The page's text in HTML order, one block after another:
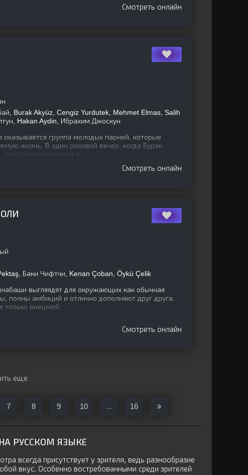
РУССКОМ ЯЗЫКЕ
всегда присутствует у зрителя, ведь разнообразие
вкус. Особенно востребованными среди зрителей
Смотреть онлайн
Burak Akyüz, Cengiz Yurdutek, Mehmet Elmas, Salih
Hakan Aydin, Ибрахим Джоскун
оказывается группа молодых парней, которые
жизнь. В один роковой вечер, когда Бурак
его друзья попадают в
Смотреть онлайн
Баки Чифтчи, Kenan Çoban, Öykü Çelik
выгляядят для окружающих как обычная
полны амбиций и отлично дополняют друг друга.
только внешней
Смотреть онлайн
еще
7 8 9 10 ... 16